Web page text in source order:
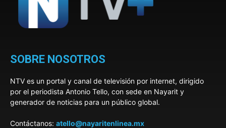
SOBRE NOSOTROS
NTV es un portal y canal de televisión por internet, dirigido
por el periodista Antonio Tello, con sede en Nayarit y
generador de noticias para un público global.
Contáctanos: atello@nayaritenlinea.mx